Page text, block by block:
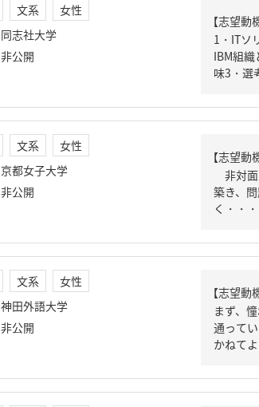
文系
女性
同志社大学
非公開
【志望動
1・ITソ
IBM組
味3・選
文系
女性
京都女子大学
非公開
【志望動
非対面
築き、
く・・
文系
女性
神田外語大学
非公開
【志望動
まず、
通って
かねて